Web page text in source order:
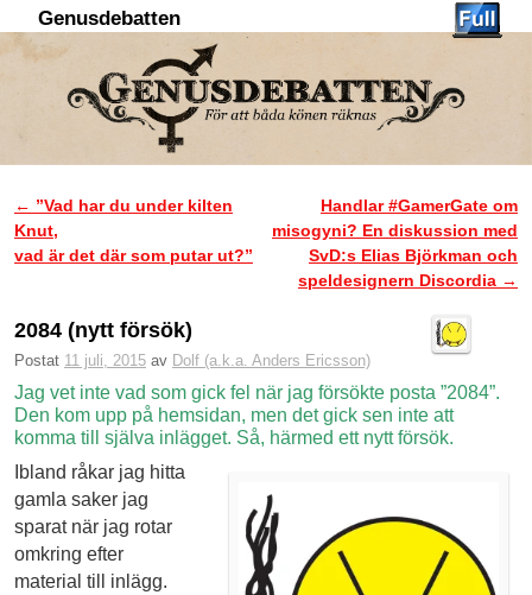
Genusdebatten
Inläggsnavigering
← ”Vad har du under kilten
Knut,
vad är det där som putar ut?”
Handlar #GamerGate om
misogyni? En diskussion med
SvD:s Elias Björkman och
speldesignern Discordia →
2084 (nytt försök)
Postat 11 juli, 2015 av Dolf (a.k.a. Anders Ericsson)
Jag vet inte vad som gick fel när jag försökte posta ”2084”.
Den kom upp på hemsidan, men det gick sen inte att
komma till själva inlägget. Så, härmed ett nytt försök.
Ibland råkar jag hitta
gamla saker jag
sparat när jag rotar
omkring efter
material till inlägg.